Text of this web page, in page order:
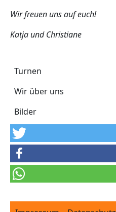
Turnen
Turnen
Wir über uns
Bilder
Wir freuen uns auf euch!
Katja und Christiane
Footer